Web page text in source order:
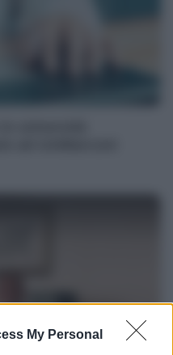
My Personal